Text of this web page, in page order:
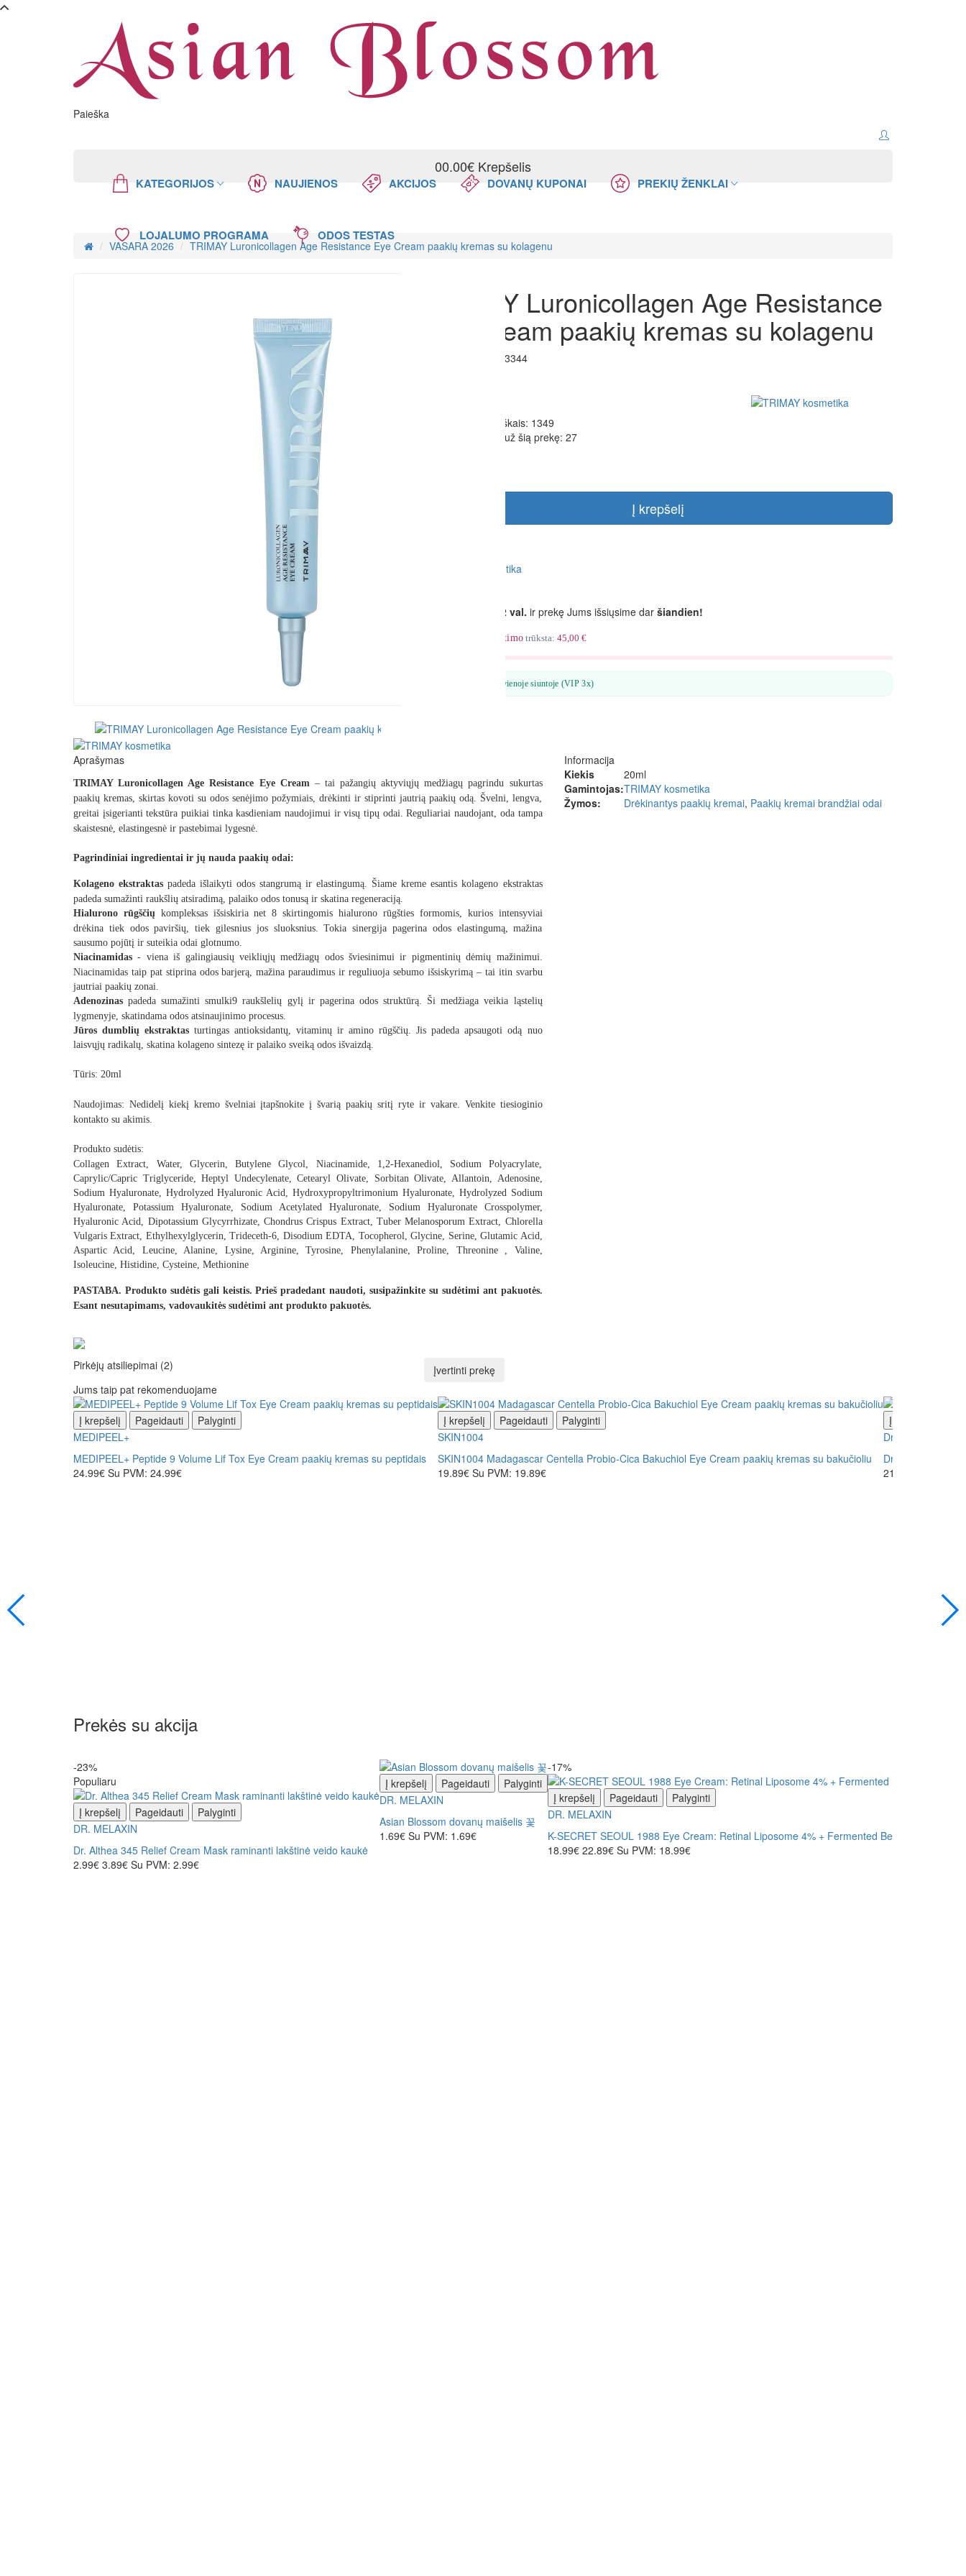
Paieška
00.00€ Krepšelis
KATEGORIJOS NAUJIENOS AKCIJOS DOVANŲ KUPONAI PREKIŲ ŽENKLAI
LOJALUMO PROGRAMA ODOS TESTAS
VASARA 2026 TRIMAY Luronicollagen Age Resistance Eye Cream paakių kremas su kolagenu
TRIMAY Luronicollagen Age Resistance
Eye Cream paakių kremas su kolagenu
AB3344
Kaina lojalumo taškais: 1349
Suteikiama taškų už šią prekę: 27
Į krepšelį
12 val. ir prekę Jums išsiųsime dar šiandien!
nemokamo siuntimo trūksta:45,00 €
Mėginukas kiekvienoje siuntoje (VIP 3x)
Aprašymas
TRIMAY Luronicollagen Age Resistance Eye Cream – tai pažangių aktyviųjų medžiagų pagrindu sukurtas
paakių kremas, skirtas kovoti su odos senėjimo požymiais, drėkinti ir stiprinti jautrią paakių odą. Švelni, lengva,
greitai įsigerianti tekstūra puikiai tinka kasdieniam naudojimui ir visų tipų odai.Reguliariai naudojant, oda tampa
skaistesnė, elastingesnė ir pastebimai lygesnė.
Pagrindiniai ingredientai ir jų nauda paakių odai:
Kolageno ekstraktas padeda išlaikyti odos stangrumą ir elastingumą. Šiame kreme esantis kolageno ekstraktas
padeda sumažinti raukšlių atsiradimą, palaiko odos tonusą ir skatina regeneraciją.
Hialurono rūgščių kompleksas išsiskiria net 8 skirtingomis hialurono rūgšties formomis, kurios intensyviai
drėkina tiek odos paviršių, tiek gilesnius jos sluoksnius. Tokia sinergija pagerina odos elastingumą, mažina
sausumo pojūtį ir suteikia odai glotnumo.
Niacinamidas- viena iš galingiausių veikliųjų medžiagų odos šviesinimui ir pigmentinių dėmių mažinimui.
Niacinamidas taip pat stiprina odos barjerą, mažina paraudimus ir reguliuoja sebumo išsiskyrimą – tai itin svarbu
jautriai paakių zonai.
Adenozinaspadeda sumažinti smulki9 raukšlelių gylį ir pagerina odos struktūrą. Ši medžiaga veikia ląstelių
lygmenyje, skatindama odos atsinaujinimo procesus.
Jūros dumblių ekstraktas turtingas antioksidantų, vitaminų ir amino rūgščių. Jis padeda apsaugoti odą nuo
laisvųjų radikalų, skatina kolageno sintezę ir palaiko sveiką odos išvaizdą.
Tūris: 20ml
Naudojimas: Nedidelį kiekį kremo švelniai įtapšnokite į švarią paakių sritį ryte ir vakare. Venkite tiesioginio
kontakto su akimis.
Produkto sudėtis:
Collagen Extract, Water, Glycerin, Butylene Glycol, Niacinamide, 1,2-Hexanediol, Sodium Polyacrylate,
Caprylic/Capric Triglyceride, Heptyl Undecylenate, Cetearyl Olivate, Sorbitan Olivate, Allantoin, Adenosine,
Sodium Hyaluronate, Hydrolyzed Hyaluronic Acid, Hydroxypropyltrimonium Hyaluronate, Hydrolyzed Sodium
Hyaluronate, Potassium Hyaluronate, Sodium Acetylated Hyaluronate, Sodium Hyaluronate Crosspolymer,
Hyaluronic Acid, Dipotassium Glycyrrhizate, Chondrus Crispus Extract, Tuber Melanosporum Extract, Chlorella
Vulgaris Extract, Ethylhexylglycerin, Trideceth-6, Disodium EDTA, Tocopherol, Glycine, Serine, Glutamic Acid,
Aspartic Acid, Leucine, Alanine, Lysine, Arginine, Tyrosine, Phenylalanine, Proline, Threonine , Valine,
Isoleucine, Histidine, Cysteine, Methionine
PASTABA. Produkto sudėtis gali keistis. Prieš pradedant naudoti, susipažinkite su sudėtimi ant pakuotės.
Esant nesutapimams, vadovaukitės sudėtimi ant produkto pakuotės.
Informacija
Kiekis
20ml
Gamintojas:TRIMAY kosmetika
Žymos:
Drėkinantys paakių kremai, Paakių kremai brandžiai odai
Pirkėjų atsiliepimai (2)
Įvertinti prekę
Jums taip pat rekomenduojame
Į krepšelį Pageidauti
Palyginti
MEDIPEEL+
MEDIPEEL+ Peptide 9 Volume Lif Tox Eye Cream paakių kremas su peptidais
24.99€ Su PVM: 24.99€
Į krepšelį Pageidauti
Palyginti
SKIN1004
SKIN1004 Madagascar Centella Probio-Cica Bakuchiol Eye Cream paakių kremas su bakučioliu
19.89€ Su PVM: 19.89€
Į krepšelį
Dr. Althea
Dr. Althea
21.89€
Prekės su akcija
-23%
Populiaru
Į krepšelį Pageidauti
Palyginti
DR. MELAXIN
Dr. Althea 345 Relief Cream Mask raminanti lakštinė veido kaukė
2.99€ 3.89€ Su PVM: 2.99€
Į krepšelį Pageidauti
Palyginti
DR. MELAXIN
Asian Blossom dovanų maišelis 꽃
1.69€ Su PVM: 1.69€
-17%
Į krepšelį Pageidauti
Palyginti
DR. MELAXIN
K-SECRET SEOUL 1988 Eye Cream: Retinal Liposome 4% + Fermented Bean paakių
18.99€ 22.89€ Su PVM: 18.99€